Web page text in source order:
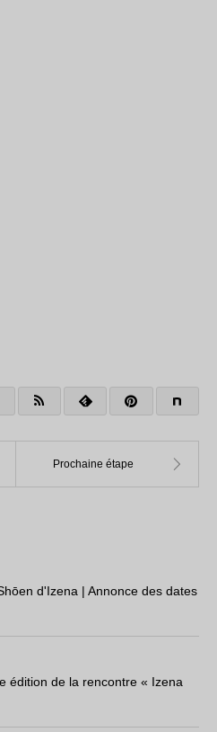
d'Izena | Annonce des dates
édition de la rencontre « Izena